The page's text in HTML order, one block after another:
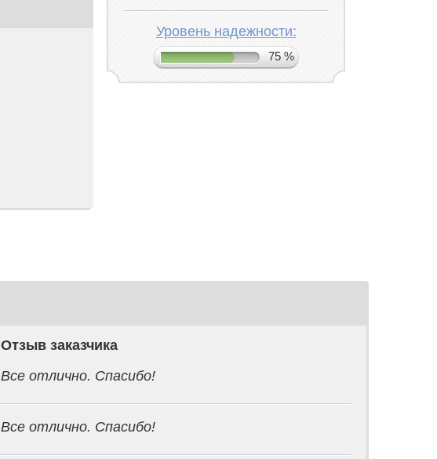
Уровень надежности:
75 %
Отзыв заказчика
Все отлично. Спасибо!
Все отлично. Спасибо!